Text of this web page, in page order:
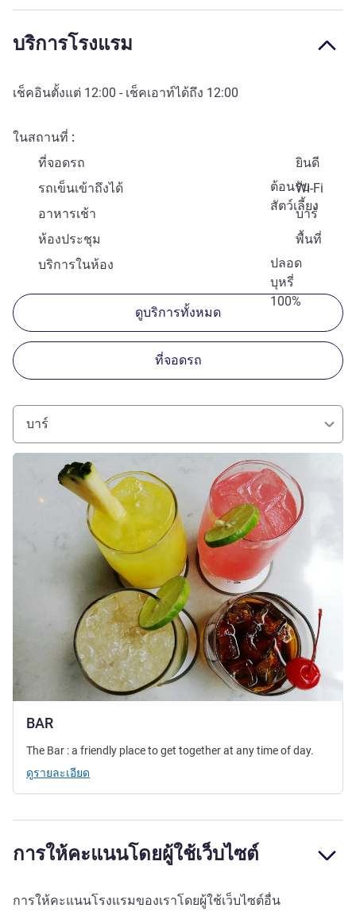
บริการโรงแรม
เช็คอินตั้งแต่ 12:00 - เช็คเอาท์ได้ถึง 12:00
ในสถานที่
ที่จอดรถ
ยินดี
ต้อนรับ
สัตว์เลี้ยง
รถเข็นเข้าถึงได้
Wi-Fi
อาหารเช้า
บาร์
ห้องประชุม
พื้นที่
ปลอด
บุหรี่
100%
บริการในห้อง
ดูบริการทั้งหมด
ที่จอดรถ
บาร์
BAR
ดูรายละเอียด
The Bar : a friendly place to get together at any time of day.
ดูรายละเอียด
การให้คะแนนโดยผู้ใช้เว็บไซต์
การให้คะแนนโรงแรมของเราโดยผู้ใช้เว็บไซต์อื่น